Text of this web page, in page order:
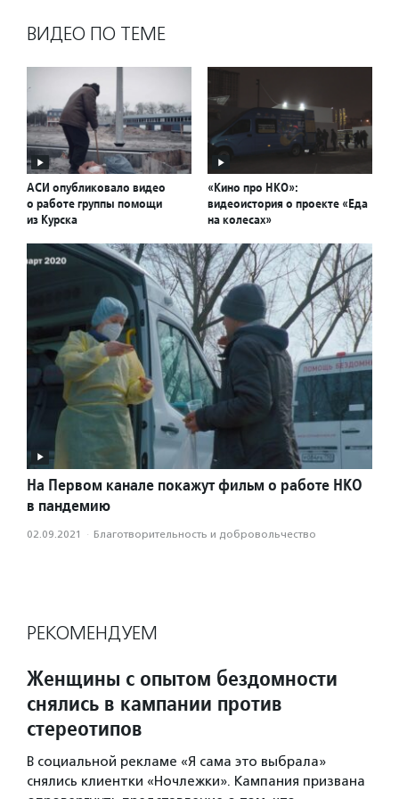
ВИДЕО ПО ТЕМЕ
АСИ опубликовало видео
о работе группы помощи
из Курска
«Кино про НКО»:
видеоистория о проекте «Еда
на колесах»
На Первом канале покажут фильм о работе НКО
в пандемию
02.09.2021 · Благотвори­тель­ность и доброволь­чест­во
РЕКОМЕНДУЕМ
Женщины с опытом бездомности
снялись в кампании против
стереотипов
В социальной рекламе «Я сама это выбрала»
снялись клиентки «Ночлежки». Кампания призвана